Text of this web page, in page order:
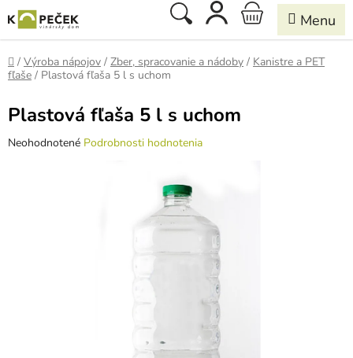
na
obsah
Hľadať
NÁKUPNÝ
KOŠÍK
Domov
/ Výroba nápojov / Zber, spracovanie a nádoby / Kanistre a PET
fľaše / Plastová fľaša 5 l s uchom
Plastová fľaša 5 l s uchom
Priemerné
Neohodnotené Podrobnosti hodnotenia